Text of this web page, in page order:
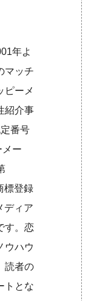
年よ
マッチ
ピーメ
紹介事
番号
ー
標登録
ディア
す。恋
ウハウ
読者の
トとな